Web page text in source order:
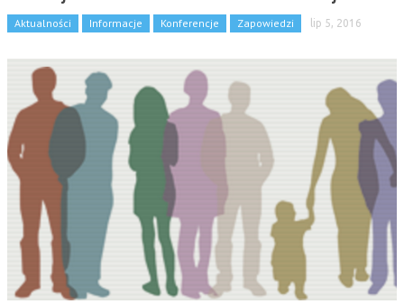
Aktualności Informacje Konferencje Zapowiedzi lip 5, 2016